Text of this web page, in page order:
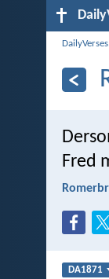
Fred
DA1871